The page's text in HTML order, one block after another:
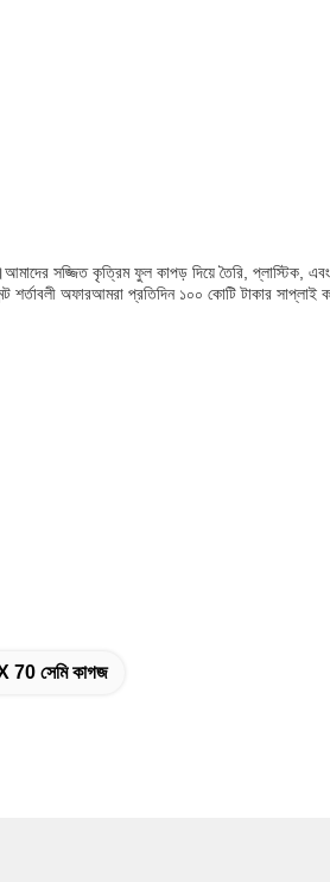
সজ্জিত কৃত্রিম ফুল কাপড় দিয়ে তৈরি, প্লাস্টিক, এবং
শর্তাবলী অফারআমরা প্রতিদিন ১০০ কোটি টাকার সাপ্লাই
সেমি কাগজ